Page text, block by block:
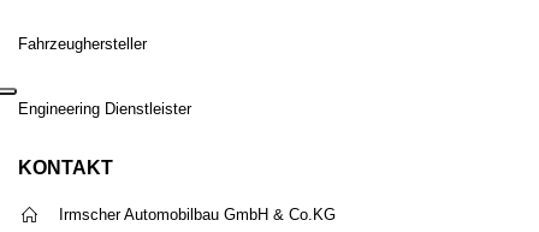
Fahrzeughersteller
Engineering Dienstleister
KONTAKT
Irmscher Automobilbau GmbH & Co.KG